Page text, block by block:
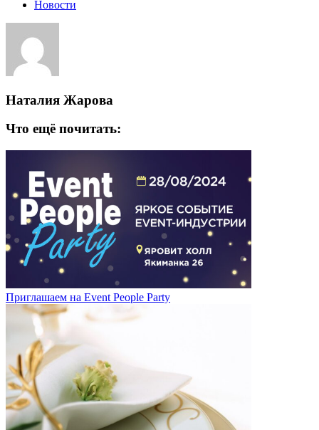
Новости
Наталия Жарова
Что ещё почитать:
Приглашаем на Event People Party